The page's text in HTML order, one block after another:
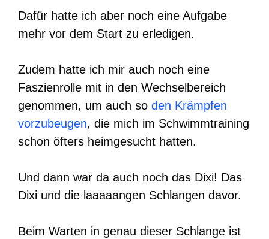
Dafür hatte ich aber noch eine Aufgabe
mehr vor dem Start zu erledigen.
Zudem hatte ich mir auch noch eine
Faszienrolle mit in den Wechselbereich
genommen, um auch so den Krämpfen
vorzubeugen, die mich im Schwimmtraining
schon öfters heimgesucht hatten.
Und dann war da auch noch das Dixi! Das
Dixi und die laaaaangen Schlangen davor.
Beim Warten in genau dieser Schlange ist